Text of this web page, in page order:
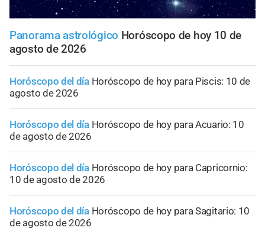
Panorama astrológico Horóscopo de hoy 10 de
agosto de 2026
Horóscopo del día Horóscopo de hoy para Piscis: 10 de
agosto de 2026
Horóscopo del día Horóscopo de hoy para Acuario: 10
de agosto de 2026
Horóscopo del día Horóscopo de hoy para Capricornio:
10 de agosto de 2026
Horóscopo del día Horóscopo de hoy para Sagitario: 10
de agosto de 2026